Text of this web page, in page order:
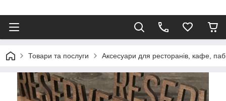
Товари та послуги Аксесуари для ресторанів, кафе,